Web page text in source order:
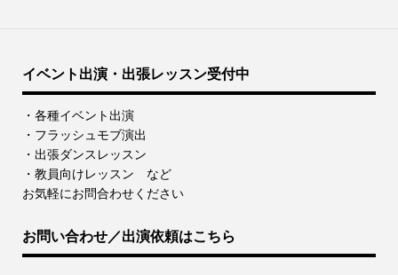
イベント出演・出張レッスン受付中
・各種イベント出演
・フラッシュモブ演出
・出張ダンスレッスン
・教員向けレッスン など
お気軽にお問合わせください
お問い合わせ／出演依頼はこちら